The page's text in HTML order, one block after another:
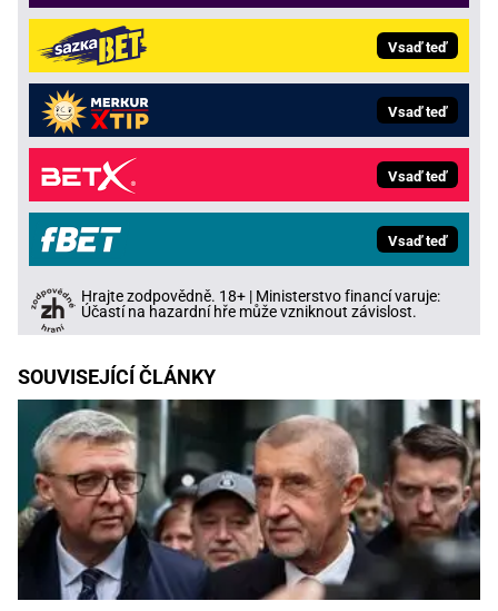
Vsaď teď
Vsaď teď
Vsaď teď
Vsaď teď
Hrajte zodpovědně. 18+ | Ministerstvo financí varuje:
Účastí na hazardní hře může vzniknout závislost.
SOUVISEJÍCÍ ČLÁNKY